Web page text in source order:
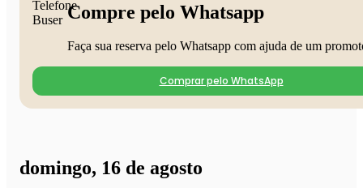
Compre pelo Whatsapp
Faça sua reserva pelo Whatsapp com ajuda de um
Comprar pelo WhatsApp
domingo, 16 de agosto